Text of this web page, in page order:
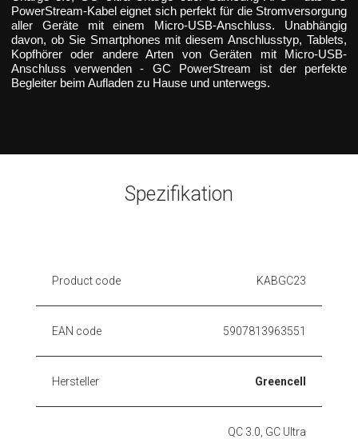
PowerStream-Kabel eignet sich perfekt für die Stromversorgung
aller Geräte mit einem Micro-USB-Anschluss. Unabhängig
davon, ob Sie Smartphones mit diesem Anschlusstyp, Tablets,
Kopfhörer oder andere Arten von Geräten mit Micro-USB-
Anschluss verwenden - GC PowerStream ist der perfekte
Begleiter beim Aufladen zu Hause und unterwegs.
Spezifikation
Product code KABGC23
EAN code 5907813963551
Hersteller Greencell
QC 3.0, GC Ultra